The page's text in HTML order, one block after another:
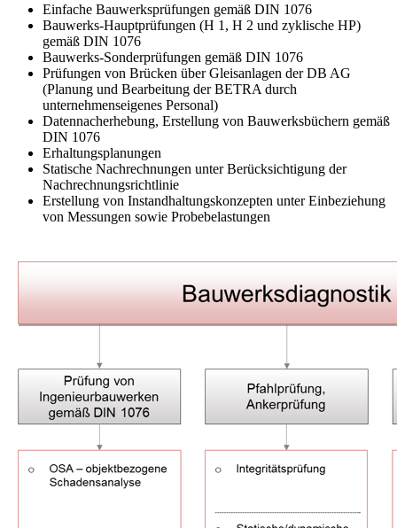
Einfache Bauwerksprüfungen gemäß DIN 1076
Bauwerks-Hauptprüfungen (H 1, H 2 und zyklische HP)
gemäß DIN 1076
Bauwerks-Sonderprüfungen gemäß DIN 1076
Prüfungen von Brücken über Gleisanlagen der DB AG
(Planung und Bearbeitung der BETRA durch
unternehmenseigenes Personal)
Datennacherhebung, Erstellung von Bauwerksbüchern gemäß
DIN 1076
Erhaltungsplanungen
Statische Nachrechnungen unter Berücksichtigung der
Nachrechnungsrichtlinie
Erstellung von Instandhaltungskonzepten unter Einbeziehung
von Messungen sowie Probebelastungen